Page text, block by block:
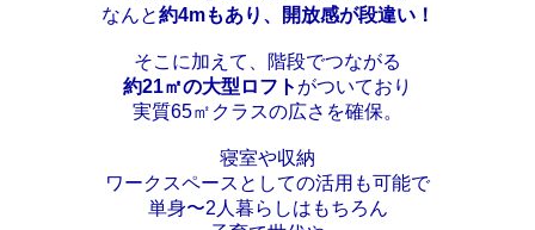
なんと約4mもあり、開放感が段違い！
そこに加えて、階段でつながる
約21㎡の大型ロフト がついており
実質65㎡クラスの広さを確保。
寝室や収納
ワークスペースとしての活用も可能で
単身〜2人暮らしはもちろん